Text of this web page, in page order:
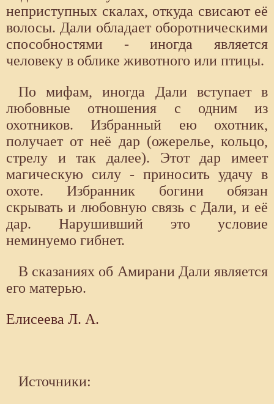
неприступных скалах, откуда свисают её
волосы. Дали обладает оборотническими
способностями - иногда является
человеку в облике животного или птицы.
По мифам, иногда Дали вступает в
любовные отношения с одним из
охотников. Избранный ею охотник,
получает от неё дар (ожерелье, кольцо,
стрелу и так далее). Этот дар имеет
магическую силу - приносить удачу в
охоте. Избранник богини обязан
скрывать и любовную связь с Дали, и её
дар. Нарушивший это условие
неминуемо гибнет.
В сказаниях об Амирани Дали является
его матерью.
Елисеева Л. А.
Источники: